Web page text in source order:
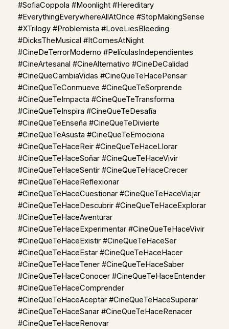
#SofiaCoppola #Moonlight #Hereditary
#EverythingEverywhereAllAtOnce #StopMakingSense
#XTrilogy #Problemista #LoveLiesBleeding
#DicksTheMusical #ItComesAtNight
#CineDeTerrorModerno #PelículasIndependientes
#CineArtesanal #CineAlternativo #CineDeCalidad
#CineQueCambiaVidas #CineQueTeHacePensar
#CineQueTeConmueve #CineQueTeSorprende
#CineQueTeImpacta #CineQueTeTransforma
#CineQueTeInspira #CineQueTeDesafía
#CineQueTeEnseña #CineQueTeDivierte
#CineQueTeAsusta #CineQueTeEmociona
#CineQueTeHaceReir #CineQueTeHaceLlorar
#CineQueTeHaceSoñar #CineQueTeHaceVivir
#CineQueTeHaceSentir #CineQueTeHaceCrecer
#CineQueTeHaceReflexionar
#CineQueTeHaceCuestionar #CineQueTeHaceViajar
#CineQueTeHaceDescubrir #CineQueTeHaceExplorar
#CineQueTeHaceAventurar
#CineQueTeHaceExperimentar #CineQueTeHaceVivir
#CineQueTeHaceExistir #CineQueTeHaceSer
#CineQueTeHaceEstar #CineQueTeHaceHacer
#CineQueTeHaceTener #CineQueTeHaceSaber
#CineQueTeHaceConocer #CineQueTeHaceEntender
#CineQueTeHaceComprender
#CineQueTeHaceAceptar #CineQueTeHaceSuperar
#CineQueTeHaceSanar #CineQueTeHaceRenacer
#CineQueTeHaceRenovar